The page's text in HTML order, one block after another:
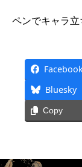
ペンでキャラ立
Bluesky
Copy